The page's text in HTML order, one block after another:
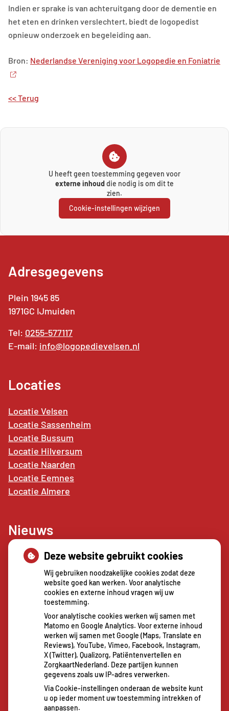
Indien er sprake is van achteruitgang door de dementie en
het eten en drinken verslechtert, biedt de logopedist
opnieuw onderzoek en begeleiding aan.
Bron: Nederlandse Vereniging voor Logopedie en Foniatrie
<< Terug
U heeft geen toestemming gegeven voor
externe inhouddie nodig is om dit te
zien.
Cookie-instellingen wijzigen
Adresgegevens
Plein 1945 85
1971GC IJmuiden
Tel: 0255-577117
E-mail: info@logopedievelsen.nl
Locaties
Locatie Velsen
Locatie Sassenheim
Locatie Bussum
Locatie Hilversum
Locatie Naarden
Locatie Eemnes
Locatie Almere
Nieuws
Sterke buikspieren zonder sportschool? Deze 7
activiteiten doen het werk stiekem voor jou
CZ vergoedt zorg van twee gespecialiseerde
revalidatieartsen niet meer
De sleutel tot blijvend afvallen? Dat doe je
volgens onderzoek veel effectiever samen
Spoedeisende hulp zag dit weekend meer
mensen met heup- en polsbreuken binnenkomen
Een recept voor een wandeling: waarom
Erasmus MC patiënten het park in stuurt
Deze website gebruikt cookies
Wij gebruiken noodzakelijke cookies zodat deze
website goed kan werken. Voor analytische
cookies en externe inhoud vragen wij uw
toestemming.
Voor analytische cookies werken wij samen met
Matomo en Google Analytics. Voor externe inhoud
werken wij samen met Google (Maps, Translate en
Reviews), YouTube, Vimeo, Facebook, Instagram,
X (Twitter), Qualizorg, Patiëntenvertellen en
ZorgkaartNederland. Deze partijen kunnen
gegevens zoals uw IP-adres verwerken.
Via Cookie-instellingen onderaan de website kunt
u op ieder moment uw toestemming intrekken of
aanpassen.